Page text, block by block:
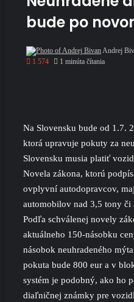
bude po
Andrej
1 574
1 minúta čítania
Na Slovensku bude od 1.7.
ktorá upravuje pokuty za
Slovensku musia platiť
Novela zákona, ktorú
ovplyvní autodopravcov,
automobilov nad 3,5 tony či
Podľa schválenej novely
aktuálneho 150-násobku
násobok neuhradeného
pokuta bude 800 eur a v
systém je podobný, ako ho
diaľničnej známky pre